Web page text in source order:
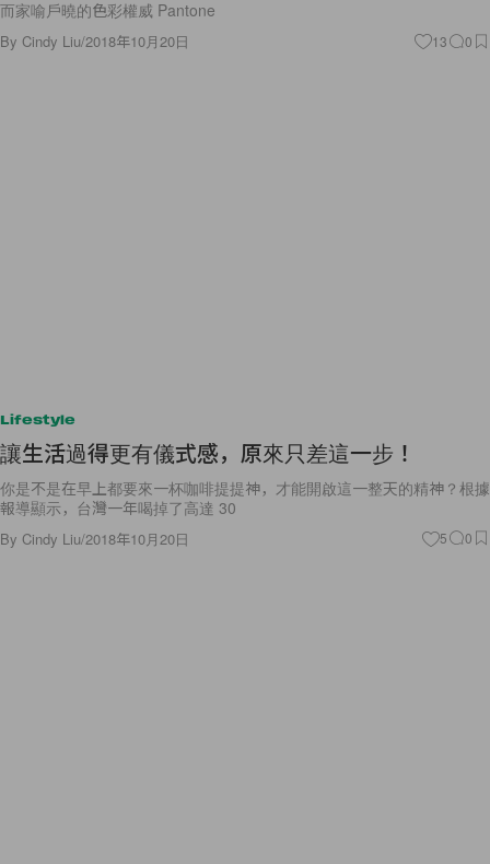
而家喻戶曉的色彩權威 Pantone
By Cindy Liu/2018年10月20日 13 0
Lifestyle
讓生活過得更有儀式感，原來只差這一步！
你是不是在早上都要來一杯咖啡提提神，才能開啟這一整天的精神？根據
報導顯示，台灣一年喝掉了高達 30
By Cindy Liu/2018年10月20日 5 0